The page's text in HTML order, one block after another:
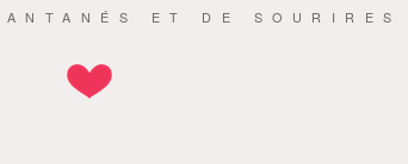
ET DE SOURIRES